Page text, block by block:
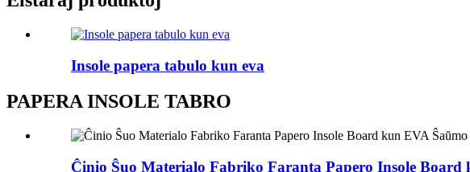
Insole papera tabulo kun eva
PAPERA INSOLE TABRO
Ĉinio Ŝuo Materialo Fabriko Faranta Papero Insole Board